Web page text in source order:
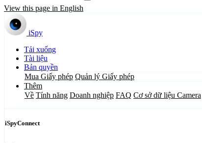
View this page in English
iSpy
Tải xuống
Tài liệu
Bản quyền
Mua Giấy phép Quản lý Giấy phép
Thêm
Về Tính năng Doanh nghiệp FAQ Cơ sở dữ liệu Camera
iSpyConnect